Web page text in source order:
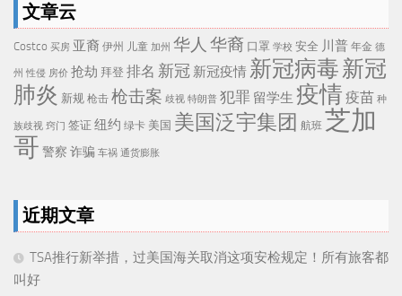
文章云
Costco 买房 亚裔 伊州 儿童 加州 华人 华裔 口罩 学校 安全 川普 年金 德
州 性侵 房价 抢劫 拜登 排名 新冠 新冠疫情新冠病毒新冠
肺炎 新规 枪击 枪击案 歧视 特朗普 犯罪 留学生 疫情 疫苗 种
族歧视 窍门 签证 纽约 绿卡 美国 美国泛宇集团 航班 芝加
哥 警察 诈骗 车祸 通货膨胀
近期文章
TSA推行新举措，过美国海关取消这项安检规定！所有旅客都
叫好